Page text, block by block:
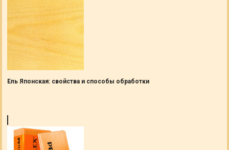
Ель Японская: свойства и способы обработки